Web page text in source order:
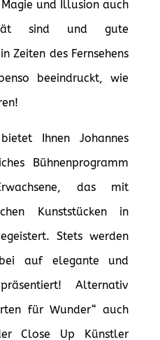
und Illusion auch
sind und gute
Zeiten des Fernsehens
beeindruckt, wie
Ihnen Johannes
Bühnenprogramm
das mit
Kunststücken in
Stets werden
auf elegante und
Alternativ
für Wunder“ auch
Close Up Künstler